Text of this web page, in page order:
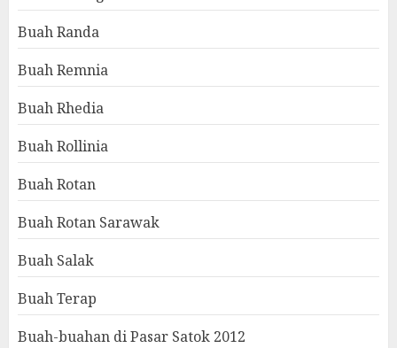
Buah Randa
Buah Remnia
Buah Rhedia
Buah Rollinia
Buah Rotan
Buah Rotan Sarawak
Buah Salak
Buah Terap
Buah-buahan di Pasar Satok 2012